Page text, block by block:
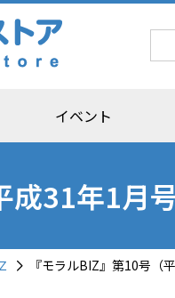
イベント
31年1月号
『モラルBIZ』第10号（